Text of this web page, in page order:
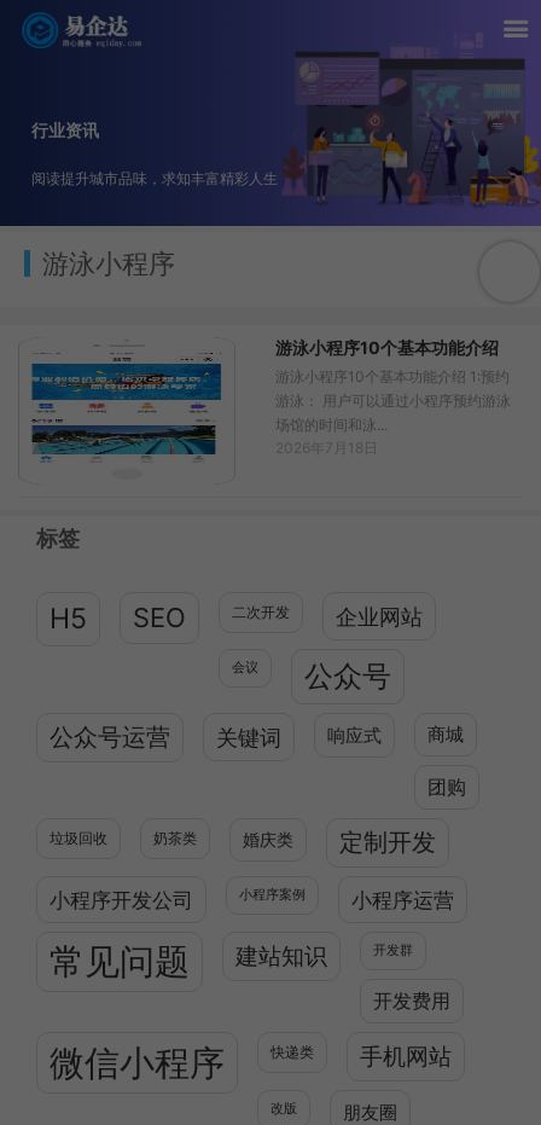
行业资讯
阅读提升城市品味，求知丰富精彩人生
游泳小程序
游泳小程序10个基本功能介绍
游泳小程序10个基本功能介绍 1:预约
游泳： 用户可以通过小程序预约游泳
场馆的时间和泳...
2026年7月18日
标签
H5 SEO 二次开发 企业网站
会议 公众号
公众号运营 关键词 响应式 商城
团购
垃圾回收 奶茶类 婚庆类 定制开发
小程序开发公司 小程序案例 小程序运营
常见问题 建站知识 开发群
开发费用
微信小程序 快递类 手机网站
改版 朋友圈